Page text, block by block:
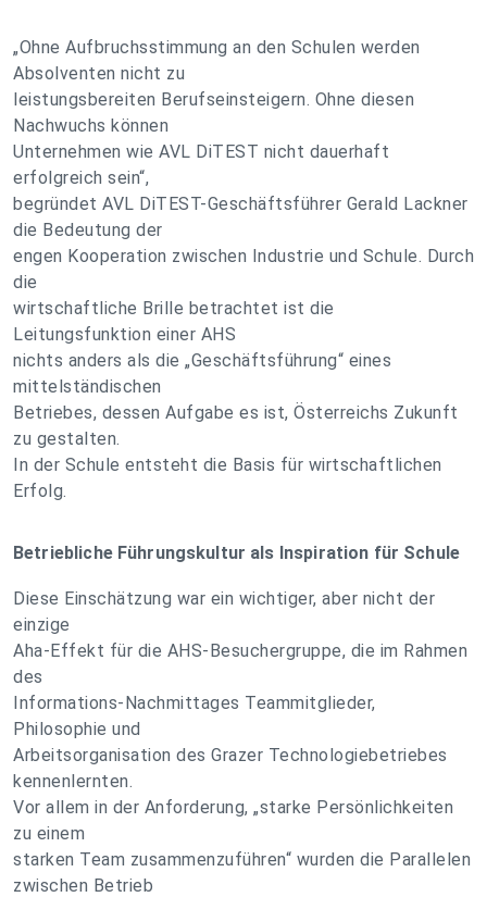
„Ohne Aufbruchsstimmung an den Schulen werden
Absolventen nicht zu
leistungsbereiten Berufseinsteigern. Ohne diesen
Nachwuchs können
Unternehmen wie AVL DiTEST nicht dauerhaft
erfolgreich sein“,
begründet AVL DiTEST-Geschäftsführer Gerald Lackner
die Bedeutung der
engen Kooperation zwischen Industrie und Schule. Durch
die
wirtschaftliche Brille betrachtet ist die
Leitungsfunktion einer AHS
nichts anders als die „Geschäftsführung“ eines
mittelständischen
Betriebes, dessen Aufgabe es ist, Österreichs Zukunft
zu gestalten.
In der Schule entsteht die Basis für wirtschaftlichen
Erfolg.
Betriebliche Führungskultur als Inspiration für Schule
Diese Einschätzung war ein wichtiger, aber nicht der
einzige
Aha-Effekt für die AHS-Besuchergruppe, die im Rahmen
des
Informations-Nachmittages Teammitglieder,
Philosophie und
Arbeitsorganisation des Grazer Technologiebetriebes
kennenlernten.
Vor allem in der Anforderung, „starke Persönlichkeiten
zu einem
starken Team zusammenzuführen“ wurden die Parallelen
zwischen Betrieb